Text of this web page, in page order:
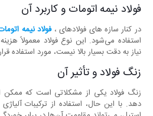
فولاد نیمه اتومات و کاربرد آن
در کنار سازه های فولادهای ،فولاد نیمه
استفاده می‌شود. این نوع فولاد معمولاً
نیاز به دقت بسیار بالا نیست، مورد استفاده
زنگ فولاد و تأثیر آن
زنگ فولاد یکی از مشکلاتی است که ممکن
دهد. با این حال، استفاده از ترکیبات